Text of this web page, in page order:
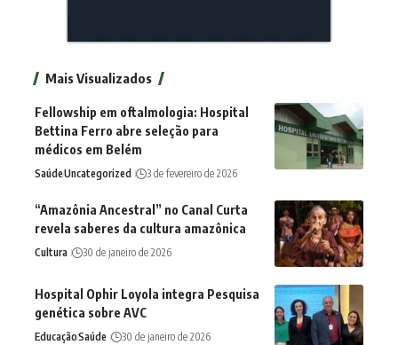
Mais Visualizados
Fellowship em oftalmologia: Hospital
Bettina Ferro abre seleção para
médicos em Belém
SaúdeUncategorized 3 de fevereiro de 2026
“Amazônia Ancestral” no Canal Curta
revela saberes da cultura amazônica
Cultura 30 de janeiro de 2026
Hospital Ophir Loyola integra Pesquisa
genética sobre AVC
EducaçãoSaúde 30 de janeiro de 2026